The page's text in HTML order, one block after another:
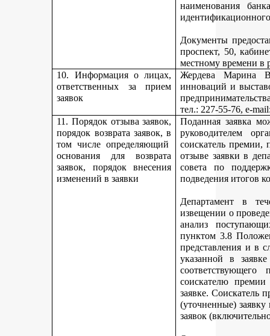
наименования
Документы
проспект, 50,
местному времени в
10. Информация о лицах,
ответственных за прием
заявок
Жердева Марина
инноваций и
тел.: 227-55-76, e-
11. Порядок отзыва заявок,
порядок возврата заявок, в
том числе определяющий
основания для возврата
заявок, порядок внесения
изменений в заявки
Поданная заявка
руководителем
соискатель премии,
отзыве заявки в
совета по
подведения итогов
Департамент в
извещении о
анализ
пунктом 3.8
представления и в
указанной в
соответствующего
соискателю
заявке. Соискатель
(уточненные)
заявок